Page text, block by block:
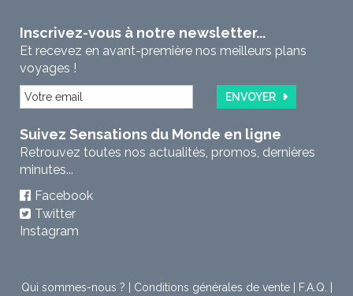
Inscrivez-vous à notre newsletter...
Et recevez en avant-première nos meilleurs plans
voyages !
ENVOYER
Suivez Sensations du Monde en ligne
Retrouvez toutes nos actualités, promos, dernières
minutes...
Facebook
Twitter
Instagram
Qui sommes-nous ? Conditions générales de vente| F.A.Q.